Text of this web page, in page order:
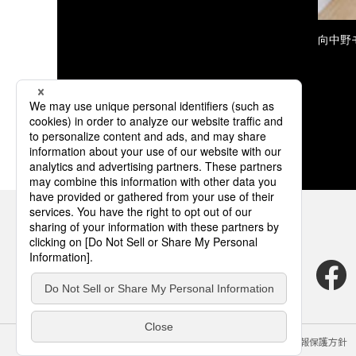
向中野
サイトのご利用にあたって クッキーポリシー 個人情報保護方針